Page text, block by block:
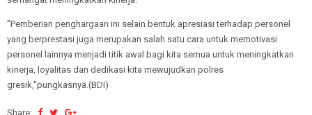
"Pemberian penghargaan ini selain bentuk apresiasi terhadap personel
yang berprestasi juga merupakan salah satu cara untuk memotivasi
personel lainnya menjadi titik awal bagi kita semua untuk meningkatkan
kinerja, loyalitas dan dedikasi kita mewujudkan polres
gresik,"pungkasnya.(BDI)
Share: